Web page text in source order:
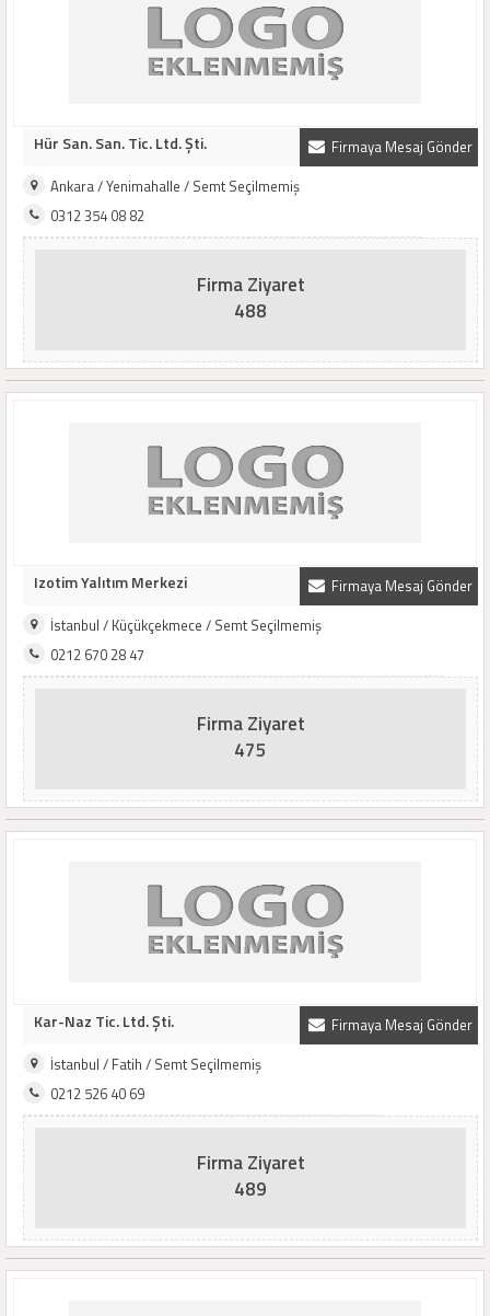
Firmaya Mesaj Gönder
Hür San. San. Tic. Ltd. Şti.
Ankara / Yenimahalle / Semt Seçilmemiş
0312 354 08 82
Firma Ziyaret
488
Firmaya Mesaj Gönder
Izotim Yalıtım Merkezi
İstanbul / Küçükçekmece / Semt Seçilmemiş
0212 670 28 47
Firma Ziyaret
475
Firmaya Mesaj Gönder
Kar-Naz Tic. Ltd. Şti.
İstanbul / Fatih / Semt Seçilmemiş
0212 526 40 69
Firma Ziyaret
489